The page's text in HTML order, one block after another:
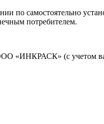
по самостоятельно
потребителем.
«ИНКРАСК» (с учетом